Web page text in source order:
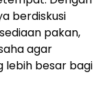
berdiskusi
pakan,
agar
lebih besar bagi